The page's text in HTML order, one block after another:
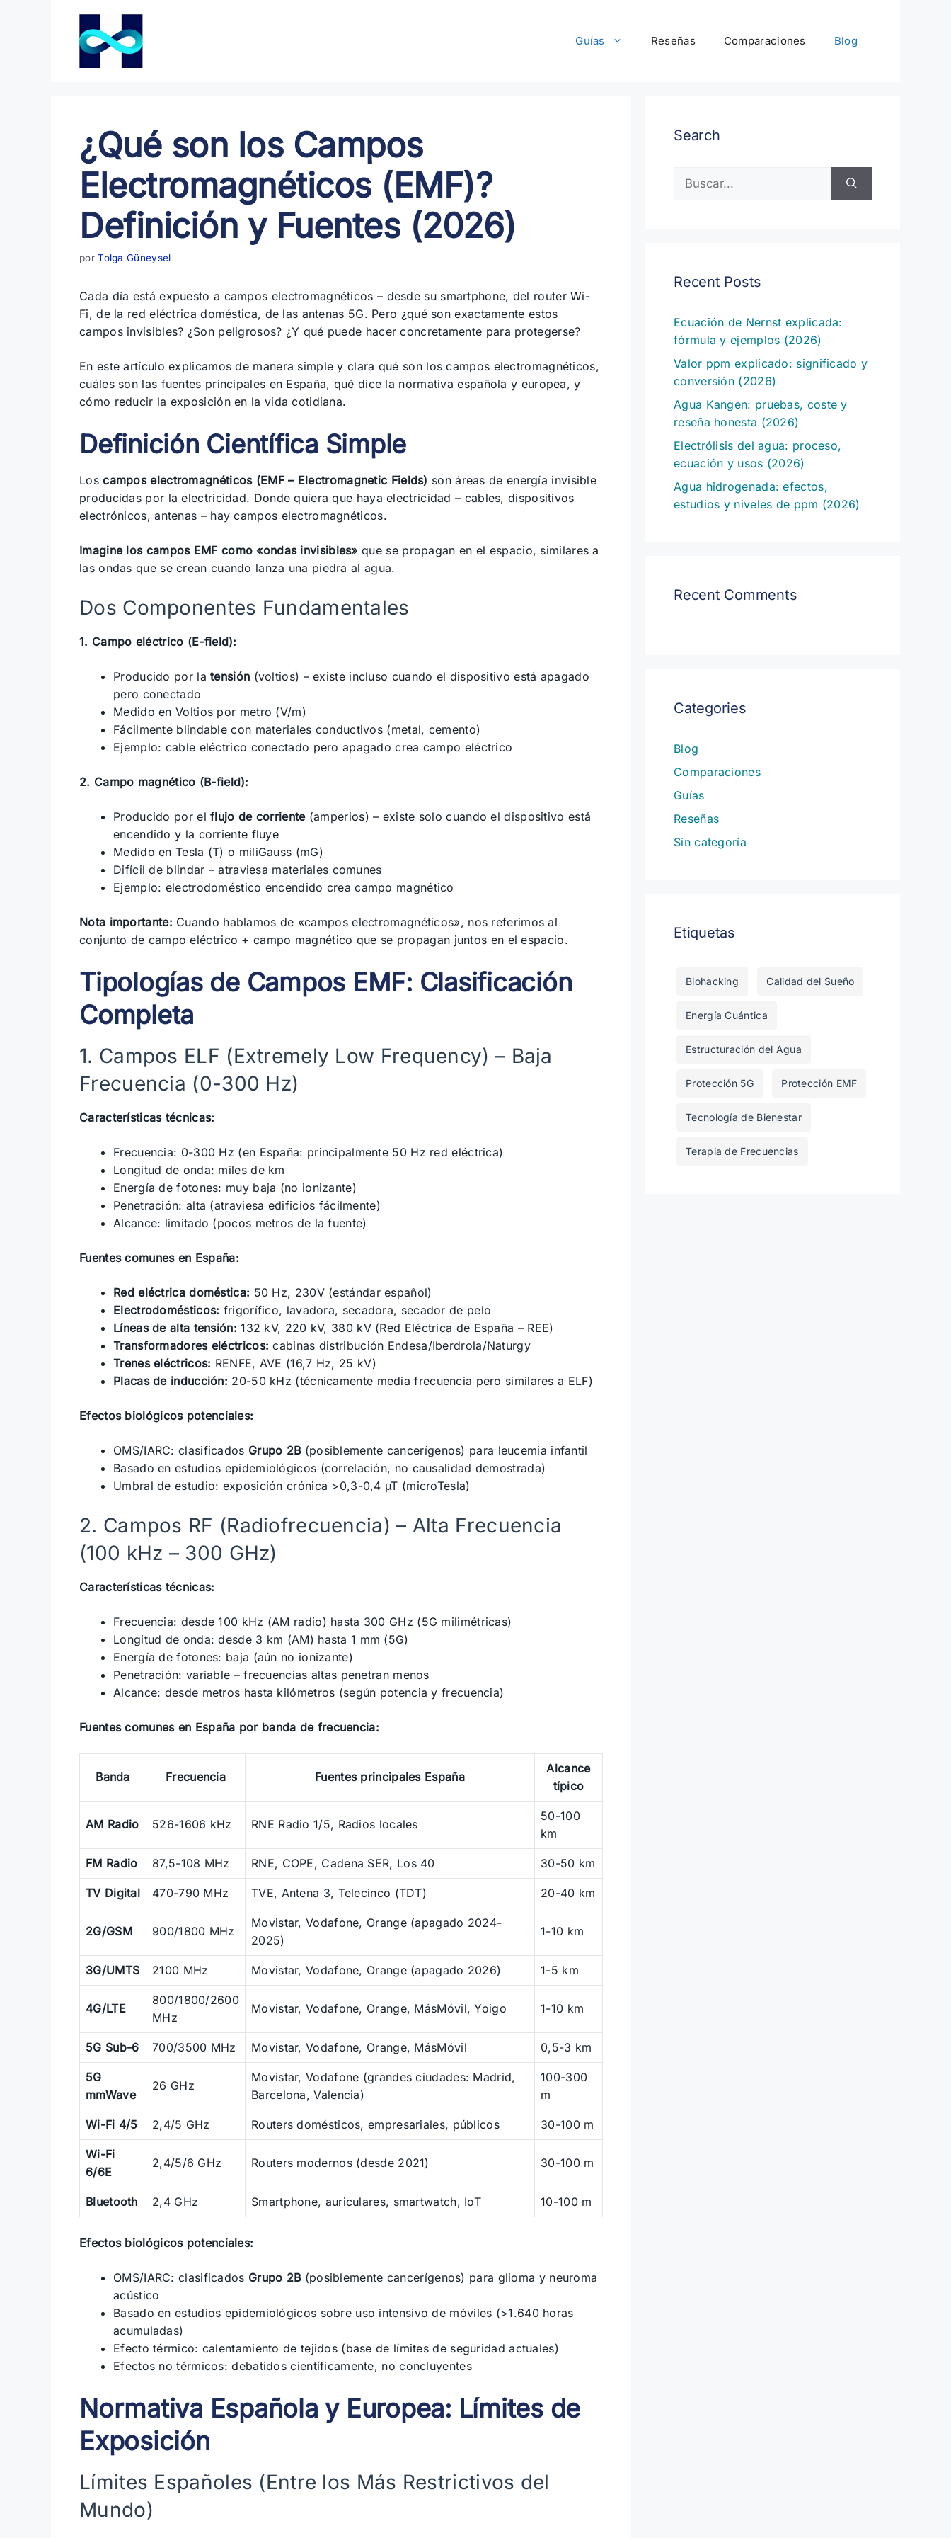
Guías Reseñas Comparaciones Blog
¿Qué son los Campos
Electromagnéticos (EMF)?
Definición y Fuentes (2026)
porTolga Güneysel
Cada día está expuesto a campos electromagnéticos – desde su smartphone, del router Wi-
Fi, de la red eléctrica doméstica, de las antenas 5G. Pero ¿qué son exactamente estos
campos invisibles? ¿Son peligrosos? ¿Y qué puede hacer concretamente para protegerse?
En este artículo explicamos de manera simple y clara qué son los campos electromagnéticos,
cuáles son las fuentes principales en España, qué dice la normativa española y europea, y
cómo reducir la exposición en la vida cotidiana.
Definición Científica Simple
Loscampos electromagnéticos (EMF – Electromagnetic Fields) son áreas de energía invisible
producidas por la electricidad. Donde quiera que haya electricidad – cables, dispositivos
electrónicos, antenas – hay campos electromagnéticos.
Imagine los campos EMF como «ondas invisibles» que se propagan en el espacio, similares a
las ondas que se crean cuando lanza una piedra al agua.
Dos Componentes Fundamentales
1. Campo eléctrico (E-field):
Producido por latensión (voltios) – existe incluso cuando el dispositivo está apagado
pero conectado
Medido en Voltios por metro (V/m)
Fácilmente blindable con materiales conductivos (metal, cemento)
Ejemplo: cable eléctrico conectado pero apagado crea campo eléctrico
2. Campo magnético (B-field):
Producido por elflujo de corriente(amperios) – existe solo cuando el dispositivo está
encendido y la corriente fluye
Medido en Tesla (T) o miliGauss (mG)
Difícil de blindar – atraviesa materiales comunes
Ejemplo: electrodoméstico encendido crea campo magnético
Nota importante: Cuando hablamos de «campos electromagnéticos», nos referimos al
conjunto de campo eléctrico + campo magnético que se propagan juntos en el espacio.
Tipologías de Campos EMF: Clasificación
Completa
1. Campos ELF (Extremely Low Frequency) – Baja
Frecuencia (0-300 Hz)
Características técnicas:
Frecuencia: 0-300 Hz (en España: principalmente 50 Hz red eléctrica)
Longitud de onda: miles de km
Energía de fotones: muy baja (no ionizante)
Penetración: alta (atraviesa edificios fácilmente)
Alcance: limitado (pocos metros de la fuente)
Fuentes comunes en España:
Red eléctrica doméstica: 50 Hz, 230V (estándar español)
Electrodomésticos: frigorífico, lavadora, secadora, secador de pelo
Líneas de alta tensión: 132 kV, 220 kV, 380 kV (Red Eléctrica de España – REE)
Transformadores eléctricos: cabinas distribución Endesa/Iberdrola/Naturgy
Trenes eléctricos: RENFE, AVE (16,7 Hz, 25 kV)
Placas de inducción: 20-50 kHz (técnicamente media frecuencia pero similares a ELF)
Efectos biológicos potenciales:
OMS/IARC: clasificados Grupo 2B(posiblemente cancerígenos) para leucemia infantil
Basado en estudios epidemiológicos (correlación, no causalidad demostrada)
Umbral de estudio: exposición crónica >0,3-0,4 µT (microTesla)
2. Campos RF (Radiofrecuencia) – Alta Frecuencia
(100 kHz – 300 GHz)
Características técnicas:
Frecuencia: desde 100 kHz (AM radio) hasta 300 GHz (5G milimétricas)
Longitud de onda: desde 3 km (AM) hasta 1 mm (5G)
Energía de fotones: baja (aún no ionizante)
Penetración: variable – frecuencias altas penetran menos
Alcance: desde metros hasta kilómetros (según potencia y frecuencia)
Fuentes comunes en España por banda de frecuencia:
Banda Frecuencia Fuentes principales España
Alcance
típico
AM Radio 526-1606 kHz RNE Radio 1/5, Radios locales
50-100
km
FM Radio 87,5-108 MHz RNE, COPE, Cadena SER, Los 40 30-50 km
TV Digital 470-790 MHz TVE, Antena 3, Telecinco (TDT) 20-40 km
2G/GSM 900/1800 MHz
Movistar, Vodafone, Orange (apagado 2024-
2025)
1-10 km
3G/UMTS 2100 MHz Movistar, Vodafone, Orange (apagado 2026) 1-5 km
4G/LTE
800/1800/2600
MHz
Movistar, Vodafone, Orange, MásMóvil, Yoigo 1-10 km
5G Sub-6 700/3500 MHz Movistar, Vodafone, Orange, MásMóvil 0,5-3 km
5G
mmWave
26 GHz
Movistar, Vodafone (grandes ciudades: Madrid,
Barcelona, Valencia)
100-300
m
Wi-Fi 4/5 2,4/5 GHz Routers domésticos, empresariales, públicos 30-100 m
Wi-Fi
6/6E
2,4/5/6 GHz Routers modernos (desde 2021) 30-100 m
Bluetooth 2,4 GHz Smartphone, auriculares, smartwatch, IoT 10-100 m
Efectos biológicos potenciales:
OMS/IARC: clasificados Grupo 2B(posiblemente cancerígenos) para glioma y neuroma
acústico
Basado en estudios epidemiológicos sobre uso intensivo de móviles (>1.640 horas
acumuladas)
Efecto térmico: calentamiento de tejidos (base de límites de seguridad actuales)
Efectos no térmicos: debatidos científicamente, no concluyentes
Normativa Española y Europea: Límites de
Exposición
Límites Españoles (Entre los Más Restrictivos del
Mundo)
Search
Buscar:
Recent Posts
Ecuación de Nernst explicada:
fórmula y ejemplos (2026)
Valor ppm explicado: significado y
conversión (2026)
Agua Kangen: pruebas, coste y
reseña honesta (2026)
Electrólisis del agua: proceso,
ecuación y usos (2026)
Agua hidrogenada: efectos,
estudios y niveles de ppm (2026)
Recent Comments
Categories
Blog
Comparaciones
Guías
Reseñas
Sin categoría
Etiquetas
Biohacking Calidad del Sueño
Energía Cuántica
Estructuración del Agua
Protección 5G Protección EMF
Tecnología de Bienestar
Terapia de Frecuencias